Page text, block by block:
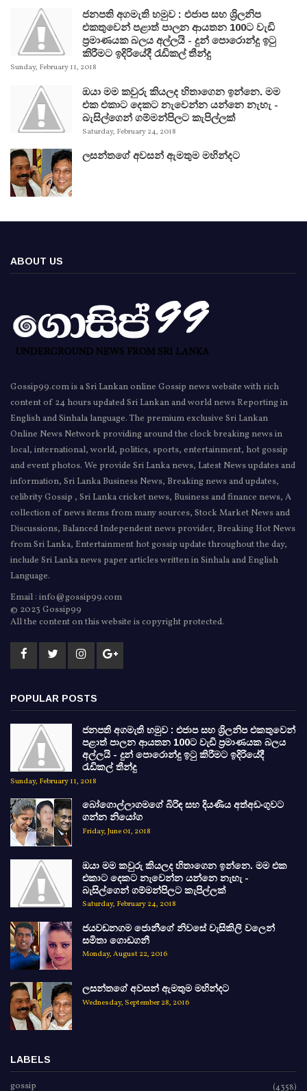
ජනපති අගමැති හමුව : එජාප සහ ශ්‍රිලනිප
එකතුවෙන් පළාත් පාලන ආයතන 100ට වැඩි
ප්‍රමාණයක බලය අල්ලයි - දුන් පොරොන්දු ඉටු
කිරීමට ඉදිරියේදී රැඩිකල් තීන්දු
Sunday, February 11, 2018
ඔයා මම කවුරු කියලද හිතාගෙන ඉන්නෙ. මම
එක එකාට දෙකට නැවෙන්න යන්නෙ නැහැ -
බැසිල්ගෙන් ගම්මන්පිලට කැපිල්ලක්
Saturday, February 24, 2018
ලසන්තගේ අවසන් ඇමතුම මහින්දට
ABOUT US
Gossip99.com is a Sri Lankan online Gossip news website with rich
content of 24 hours updated Sri Lankan and world news Reporting in
English and Sinhala language. The premium exclusive Sri Lankan
Online News Network providing around the clock breaking news in
local, international, world, politics, sports, entertainment, hot gossip
and event photos. We provide Sri Lanka news, Latest News updates and
information, Sri Lanka Business News, Breaking news and updates,
celibrity Gossip , Sri Lanka cricket news, Business and finance news, A
collection of news items from many sources, Stock Market News and
Discussions, Balanced Independent news provider, Breaking Hot News
from Sri Lanka, Entertainment hot gossip update throughout the day,
include Sri Lanka news paper articles written in Sinhala and English
Language.
Email : info@gossip99.com
© 2023 Gossip99
All the content on this website is copyright protected.
POPULAR POSTS
ජනපති අගමැති හමුව : එජාප සහ ශ්‍රිලනිප එකතුවෙන්
පළාත් පාලන ආයතන 100ට වැඩි ප්‍රමාණයක බලය
අල්ලයි - දුන් පොරොන්දු ඉටු කිරීමට ඉදිරියේදී
රැඩිකල් තීන්දු
Sunday, February 11, 2018
බෝගොල්ලාගමගේ බිරිඳ සහ දියණිය අත්අඩංගුවට
ගන්න නියෝග
Friday, June 01, 2018
ඔයා මම කවුරු කියලද හිතාගෙන ඉන්නෙ. මම එක
එකාට දෙකට නැවෙන්න යන්නෙ නැහැ -
බැසිල්ගෙන් ගම්මන්පිලට කැපිල්ලක්
Saturday, February 24, 2018
ජයවඩනගම ජොනීගේ නිවසේ වැසිකිලි වලෙන්
සමිතා ගොඩගනී
Monday, August 22, 2016
ලසන්තගේ අවසන් ඇමතුම මහින්දට
Wednesday, September 28, 2016
LABELS
gossip (4358)